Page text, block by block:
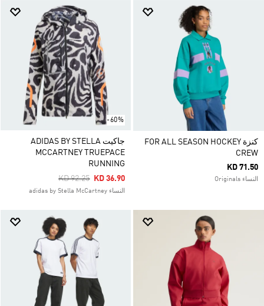
كنزة FOR ALL SEASON HOCKEY
CREW
KD 71.50
النساء Originals
-60%
جاكيت ADIDAS BY STELLA
MCCARTNEY TRUEPACE
RUNNING
Price Reduced From
KD 92.25ToKD 36.90
النساء adidas by Stella McCartney